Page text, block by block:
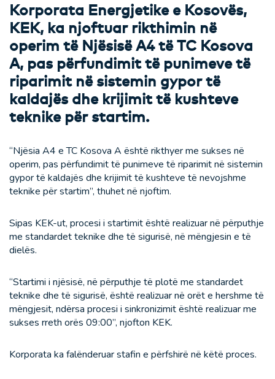
Korporata Energjetike e Kosovës,
KEK, ka njoftuar rikthimin në
operim të Njësisë A4 të TC Kosova
A, pas përfundimit të punimeve të
riparimit në sistemin gypor të
kaldajës dhe krijimit të kushteve
teknike për startim.
“Njësia A4 e TC Kosova A është rikthyer me sukses në
operim, pas përfundimit të punimeve të riparimit në sistemin
gypor të kaldajës dhe krijimit të kushteve të nevojshme
teknike për startim”, thuhet në njoftim.
Sipas KEK-ut, procesi i startimit është realizuar në përputhje
me standardet teknike dhe të sigurisë, në mëngjesin e të
dielës.
“Startimi i njësisë, në përputhje të plotë me standardet
teknike dhe të sigurisë, është realizuar në orët e hershme të
mëngjesit, ndërsa procesi i sinkronizimit është realizuar me
sukses rreth orës 09:00”, njofton KEK.
Korporata ka falënderuar stafin e përfshirë në këtë proces.